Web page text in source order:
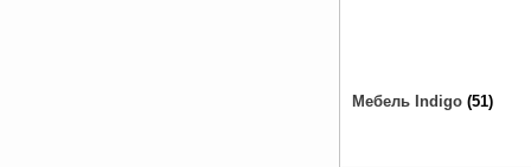
Мебель Indigo 51